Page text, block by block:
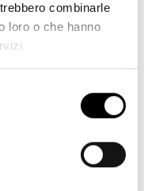
combinarle
loro o che hanno